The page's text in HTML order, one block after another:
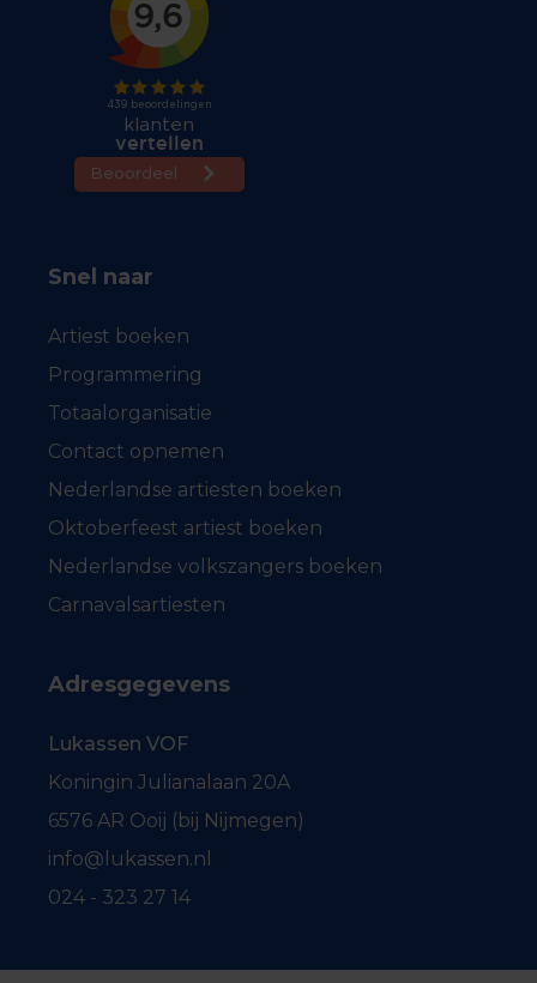
Snel naar
Artiest boeken
Programmering
Totaalorganisatie
Contact opnemen
Nederlandse artiesten boeken
Oktoberfeest artiest boeken
Nederlandse volkszangers boeken
Carnavalsartiesten
Adresgegevens
Lukassen VOF
Koningin Julianalaan 20A
6576 AR Ooij (bij Nijmegen)
info@lukassen.nl
024 - 323 27 14